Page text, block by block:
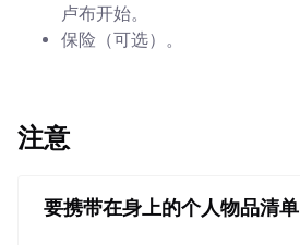
卢布开始。
保险（可选）。
注意
要携带在身上的个人物品清单